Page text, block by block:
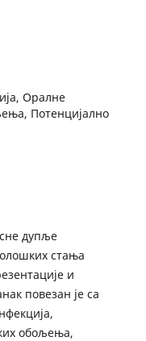
Оралне
Потенцијално
дупље
стања
и
повезан је са
обољења,